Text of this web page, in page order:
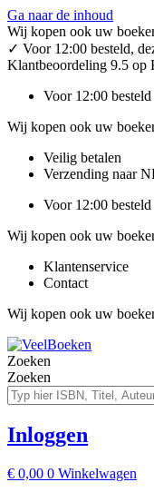
Ga naar de inhoud
Wij kopen ook uw
✓ Voor 12:00 besteld,
Klantbeoordeling 9.5 op
Voor 12:00
Wij kopen ook uw
Veilig betalen
Verzending naar
Voor 12:00
Wij kopen ook uw
Klantenservice
Contact
Wij kopen ook uw
Zoeken
Zoeken
Inloggen
€ 0,00 0 Winkelwagen